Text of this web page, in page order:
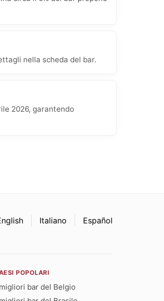
nella scheda del bar.
2026, garantendo
Italiano Español
POPOLARI
bar del Belgio